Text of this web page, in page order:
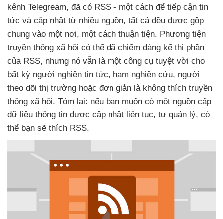
kênh Telegream, đã có RSS - một cách để tiếp cận tin
tức và cập nhật từ nhiều nguồn, tất cả đều được gộp
chung vào một nơi, một cách thuận tiện. Phương tiện
truyền thông xã hội có thể đã chiếm đáng kể thị phần
của RSS, nhưng nó vẫn là một công cụ tuyệt vời cho
bất kỳ người nghiện tin tức, ham nghiên cứu, người
theo dõi thị trường hoặc đơn giản là không thích truyền
thông xã hội. Tóm lại: nếu bạn muốn có một nguồn cấp
dữ liệu thông tin được cập nhật liên tục, tự quản lý, có
thể bạn sẽ thích RSS.